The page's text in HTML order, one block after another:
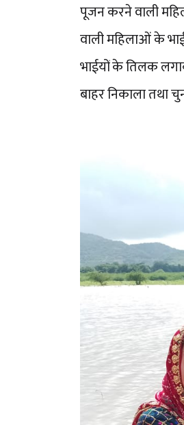
पूजन करने वाली
वाली महिलाओं के
भाईयों के तिलक
बाहर निकाला तथा